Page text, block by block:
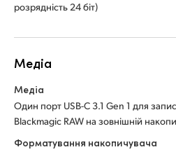
розрядність 24 біт)
Медіа
Медіа
Один порт USB-C 3.1 Gen 1 для
Blackmagic RAW на зовнішній
Форматування накопичувача